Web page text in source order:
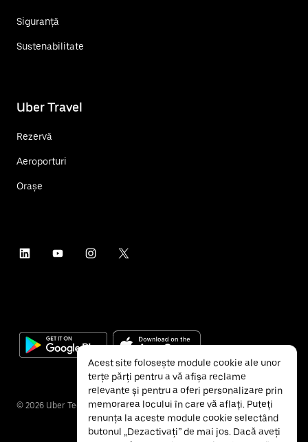
Siguranță
Sustenabilitate
Uber Travel
Rezervă
Aeroporturi
Orașe
© 2026 Uber Technologies Inc.
Acest site folosește module cookie ale unor
terțe părți pentru a vă afișa reclame
relevante și pentru a oferi personalizare prin
memorarea locului în care vă aflați. Puteți
renunța la aceste module cookie selectând
butonul „Dezactivați” de mai jos. Dacă aveți